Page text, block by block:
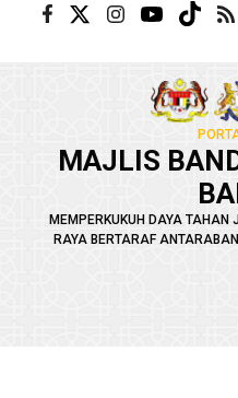
Langkau ke kandungan utama
MAJLIS
MEMPERKUKUH DAYA TAHAN
RAYA BERTARAF